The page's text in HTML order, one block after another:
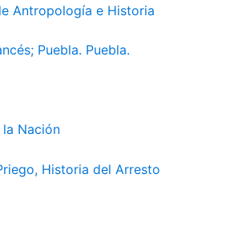
Antropología e Historia
Puebla. Puebla.
Nación
Historia del Arresto